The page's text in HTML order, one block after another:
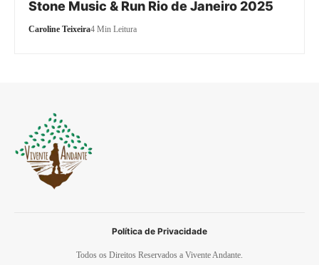
Stone Music & Run Rio de Janeiro 2025
Caroline Teixeira4 Min Leitura
Todos os Direitos Reservados a Vivente Andante.
Política de Privacidade